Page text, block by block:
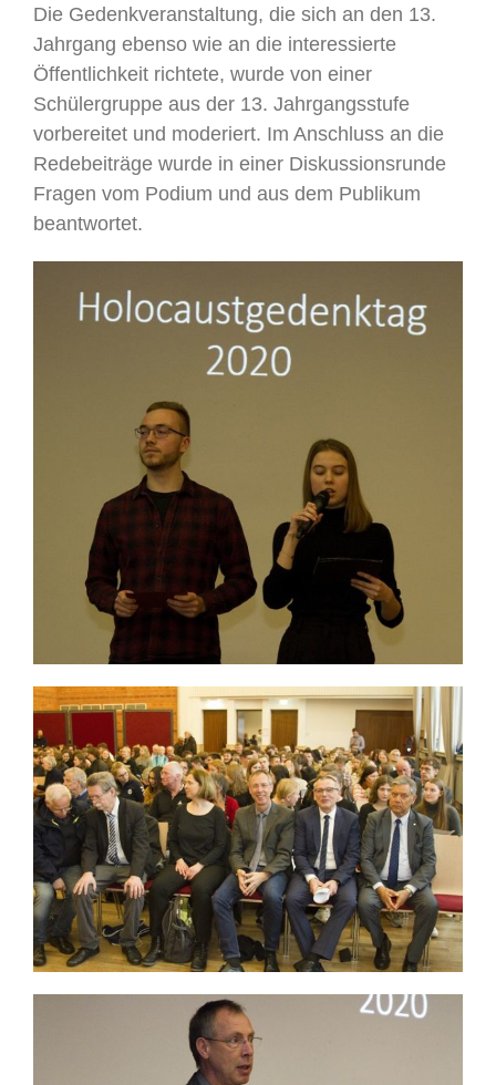
Die Gedenkveranstaltung, die sich an den 13.
Jahrgang ebenso wie an die interessierte
Öffentlichkeit richtete, wurde von einer
Schülergruppe aus der 13. Jahrgangsstufe
vorbereitet und moderiert. Im Anschluss an die
Redebeiträge wurde in einer Diskussionsrunde
Fragen vom Podium und aus dem Publikum
beantwortet.